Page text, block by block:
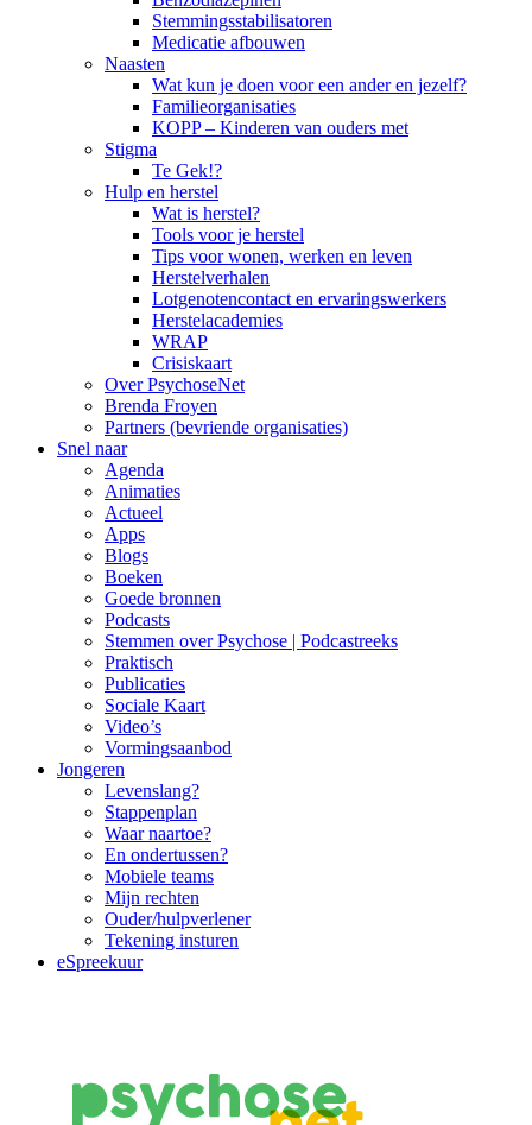
Stemmingsstabilisatoren
Medicatie afbouwen
Naasten
Wat kun je doen voor een ander en jezelf?
Familieorganisaties
KOPP – Kinderen van ouders met
Stigma
Te Gek!?
Hulp en herstel
Wat is herstel?
Tools voor je herstel
Tips voor wonen, werken en leven
Herstelverhalen
Lotgenotencontact en ervaringswerkers
Herstelacademies
WRAP
Crisiskaart
Over PsychoseNet
Brenda Froyen
Partners (bevriende organisaties)
Snel naar
Agenda
Animaties
Actueel
Apps
Blogs
Boeken
Goede bronnen
Podcasts
Stemmen over Psychose | Podcastreeks
Praktisch
Publicaties
Sociale Kaart
Video’s
Vormingsaanbod
Jongeren
Levenslang?
Stappenplan
Waar naartoe?
En ondertussen?
Mobiele teams
Mijn rechten
Ouder/hulpverlener
Tekening insturen
eSpreekuur